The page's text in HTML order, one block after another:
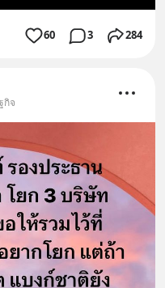
60 3 284
กิจ